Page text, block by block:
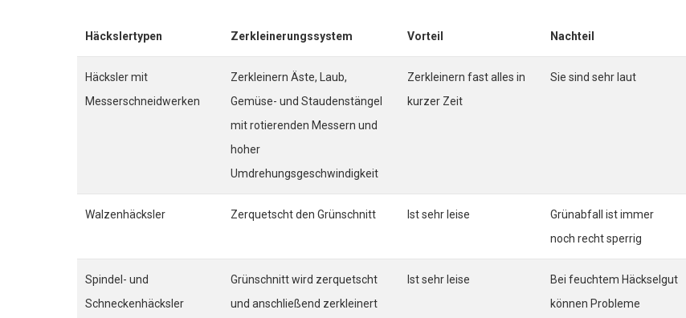
Häckslertypen Zerkleinerungssystem Vorteil Nachteil
Häcksler mit
Messerschneidwerken
Zerkleinern Äste, Laub,
Gemüse- und Staudenstängel
mit rotierenden Messern und
hoher
Umdrehungsgeschwindigkeit
Zerkleinern fast alles in
kurzer Zeit
Sie sind sehr laut
Walzenhäcksler Zerquetscht den Grünschnitt Ist sehr leise
Grünabfall ist immer
noch recht sperrig
Spindel- und
Schneckenhäcksler
Grünschnitt wird zerquetscht
und anschließend zerkleinert
Ist sehr leise
Bei feuchtem Häckselgut
können Probleme